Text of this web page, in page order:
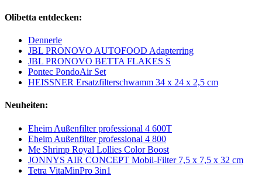
Olibetta entdecken:
Dennerle
JBL PRONOVO AUTOFOOD Adapterring
JBL PRONOVO BETTA FLAKES S
Pontec PondoAir Set
HEISSNER Ersatzfilterschwamm 34 x 24 x 2,5 cm
Neuheiten:
Eheim Außenfilter professional 4 600T
Eheim Außenfilter professional 4 800
Me Shrimp Royal Lollies Color Boost
JONNYS AIR CONCEPT Mobil-Filter 7,5 x 7,5 x 32 cm
Tetra VitaMinPro 3in1